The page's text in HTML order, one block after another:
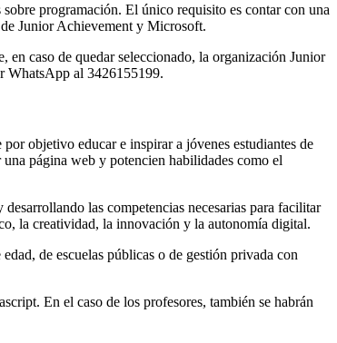
programación. El único requisito es contar con una
Junior Achievement y Microsoft.
en caso de quedar seleccionado, la organización Junior
WhatsApp al 3426155199.
objetivo educar e inspirar a jóvenes estudiantes de
página web y potencien habilidades como el
las competencias necesarias para facilitar
la creatividad, la innovación y la autonomía digital.
de escuelas públicas o de gestión privada con
En el caso de los profesores, también se habrán